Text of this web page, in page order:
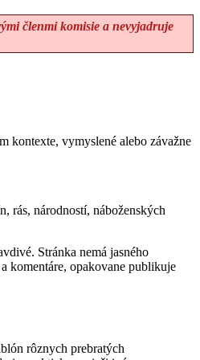
členmi komisie a nevyjadruje
kontexte, vymyslené alebo závažne
rás, národností, náboženských
Stránka nemá jasného
komentáre, opakovane publikuje
rôznych prebratých